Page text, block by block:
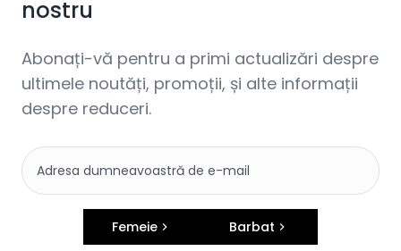
nostru
Abonați-vă pentru a primi actualizări despre
ultimele noutăți, promoții, și alte informații
despre reduceri.
Femeie Barbat